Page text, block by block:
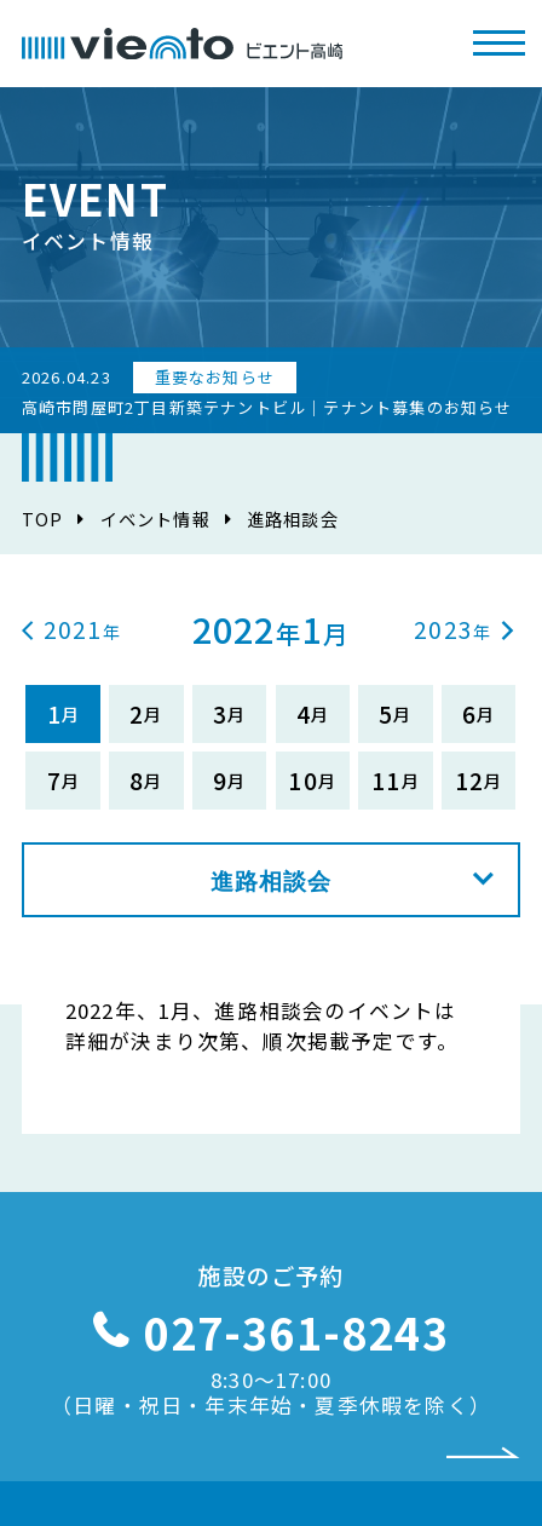
EVENT
イベント情報
2026.04.23
重要なお知らせ
高崎市問屋町2丁目新築テナントビル｜テナント募集のお知らせ
TOP イベント情報 進路相談会
2021 2022年1月
1 2 3 4 5
6
7
8 9 10 11 12
2023
進路相談会
2022年、1月、進路相談会のイベントは
詳細が決まり次第、順次掲載予定です。
施設のご予約
027-361-8243
8:30〜17:00
（日曜・祝日・年末年始・夏季休暇を除く）